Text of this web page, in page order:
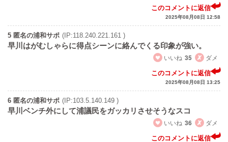
このコメントに返信
2025年08月08日 12:58
5 匿名の浦和サポ (IP:118.240.221.161 )
早川はがむしゃらに得点シーンに絡んでくる印象が強い。
いいね 35 ダメ
このコメントに返信
2025年08月08日 13:25
6 匿名の浦和サポ (IP:103.5.140.149 )
早川ベンチ外にして浦議民をガッカリさせそうなスコ
いいね 36 ダメ
このコメントに返信